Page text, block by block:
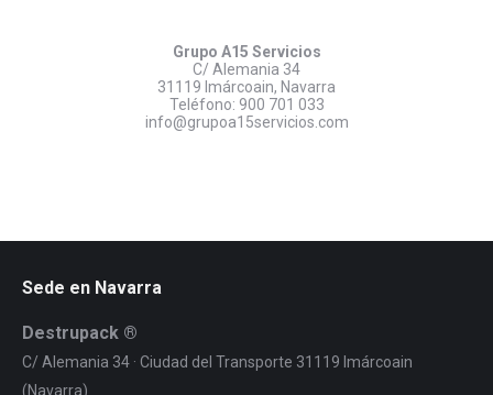
Grupo A15 Servicios
C/ Alemania 34
31119 Imárcoain, Navarra
Teléfono: 900 701 033
info@grupoa15servicios.com
Sede en Navarra
Destrupack ®
C/ Alemania 34 · Ciudad del Transporte 31119 Imárcoain
(Navarra)